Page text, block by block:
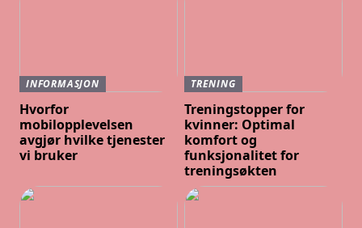
INFORMASJON
Hvorfor
mobilopplevelsen
avgjør hvilke tjenester
vi bruker
TRENING
Treningstopper for
kvinner: Optimal
komfort og
funksjonalitet for
treningsøkten